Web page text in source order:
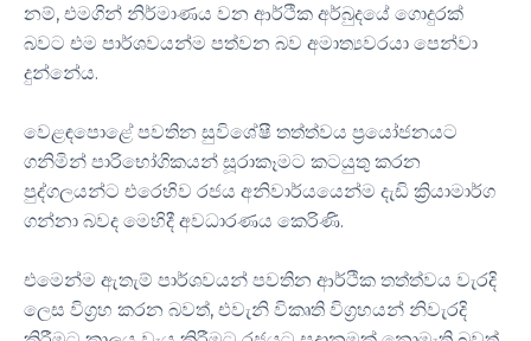
නම්, එමගින් නිර්මාණය වන ආර්ථික අර්බුදයේ ගොදුරක්
බවට එම පාර්ශවයන්ම පත්වන බව අමාත්‍යවරයා පෙන්වා
දුන්නේය.
වෙළඳපොළේ පවතින සුවිශේෂී තත්ත්වය ප්‍රයෝජනයට
ගනිමින් පාරිභෝගිකයන් සූරාකෑමට කටයුතු කරන
පුද්ගලයන්ට එරෙහිව රජය අනිවාර්යයෙන්ම දැඩි ක්‍රියාමාර්ග
ගන්නා බවද මෙහිදී අවධාරණය කෙරිණි.
එමෙන්ම ඇතැම් පාර්ශවයන් පවතින ආර්ථික තත්ත්වය වැරදි
ලෙස විග්‍රහ කරන බවත්, එවැනි විකෘති විග්‍රහයන් නිවැරදි